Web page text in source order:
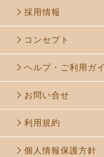
採用情報
コンセプト
ヘルプ・ご利用ガ
お問い合せ
利用規約
個人情報保護方針